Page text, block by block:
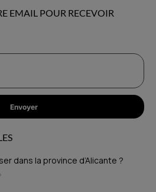
EMAIL POUR RECEVOIR
Envoyer
dans la province d’Alicante ?